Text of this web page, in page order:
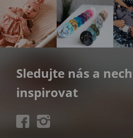
Sledujte nás a
inspirovat